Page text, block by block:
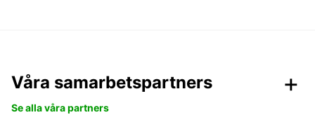
Våra samarbetspartners
Se alla våra partners